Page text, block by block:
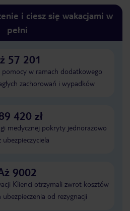
i ciesz się wakacjami w
pełni
57 201
pomocy w ramach dodatkowego
zachorowań i wypadków
420 zł
medycznej pokryty jednorazowo
ubezpieczyciela
9002
Klienci otrzymali zwrot kosztów
od rezygnacji